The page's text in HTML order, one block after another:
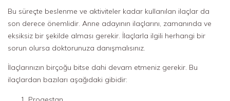
Bu süreçte beslenme ve aktiviteler kadar kullanılan ilaçlar da
son derece önemlidir. Anne adayının ilaçlarını, zamanında ve
eksiksiz bir şekilde alması gerekir. İlaçlarla ilgili herhangi bir
sorun olursa doktorunuza danışmalısınız.
İlaçlarınızın birçoğu bitse dahi devam etmeniz gerekir. Bu
ilaçlardan bazıları aşağıdaki gibidir: